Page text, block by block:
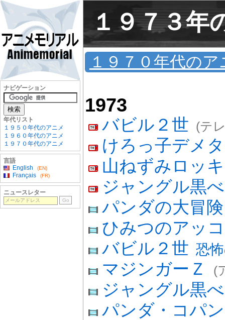
１９７３年
１９７０年代のア
1973
バビル２世 (テ
けろっ子デメ
山ねずみロッ
ジャングル黒
パンダの大冒険
ひみつのアッ
バビル２世 恐
マジンガーＺ (
ジャングル黒
パンダ・コパ
ナビゲーション
年代リスト
１９５０年代のアニメ
１９６０年代のアニメ
１９７０年代のアニメ
言語
English
(EN)
Français (FR)
ニュースレター